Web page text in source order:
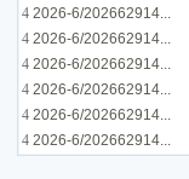
42026-6/202662914...
42026-6/202662914...
42026-6/202662914...
42026-6/202662914...
42026-6/202662914...
42026-6/202662914...